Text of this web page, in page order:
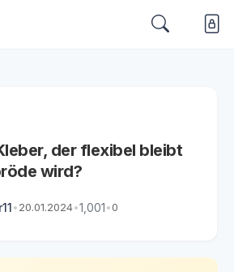
der flexibel bleibt
wird?
•20.01.2024•1,001•0